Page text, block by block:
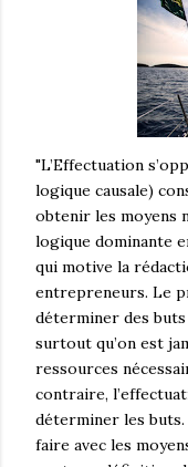
"L’Effectuation
logique causale)
obtenir les moyens
logique dominante
qui motive la
entrepreneurs. Le
déterminer des
surtout qu’on est
ressources
contraire,
déterminer les
faire avec les